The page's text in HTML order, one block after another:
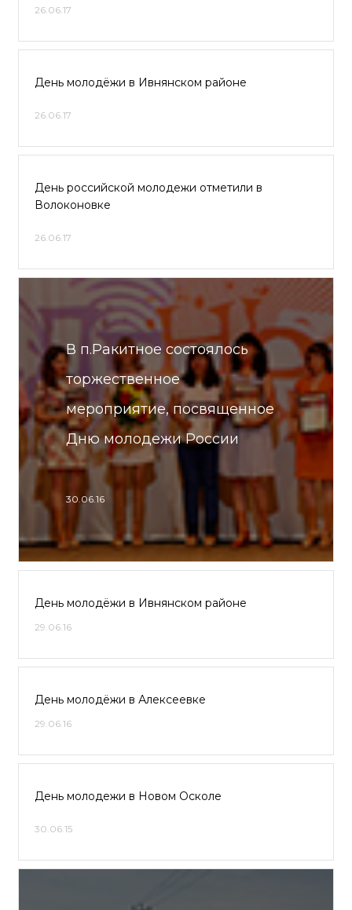
26.06.17
День молодёжи в Ивнянском районе
26.06.17
День российской молодежи отметили в
Волоконовке
26.06.17
В п.Ракитное состоялось
торжественное
мероприятие, посвященное
Дню молодежи России
30.06.16
День молодёжи в Ивнянском районе
29.06.16
День молодёжи в Алексеевке
29.06.16
День молодежи в Новом Осколе
30.06.15